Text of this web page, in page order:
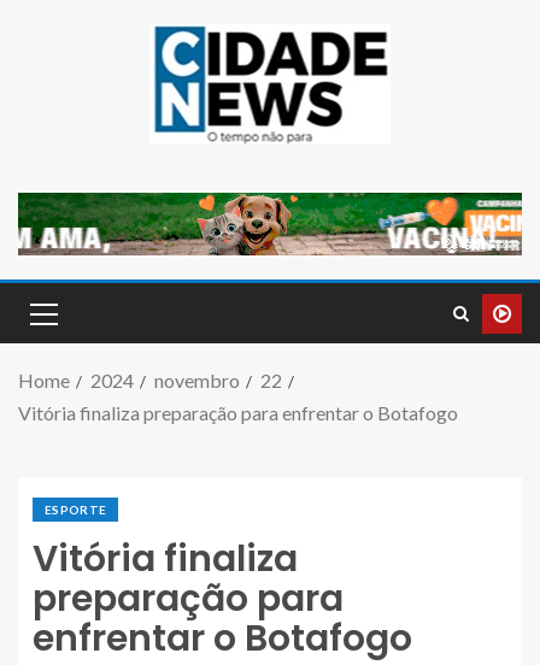
Home 2024 novembro
22
Vitória finaliza preparação para enfrentar o Botafogo
ESPORTE
Vitória finaliza
preparação para
enfrentar o Botafogo